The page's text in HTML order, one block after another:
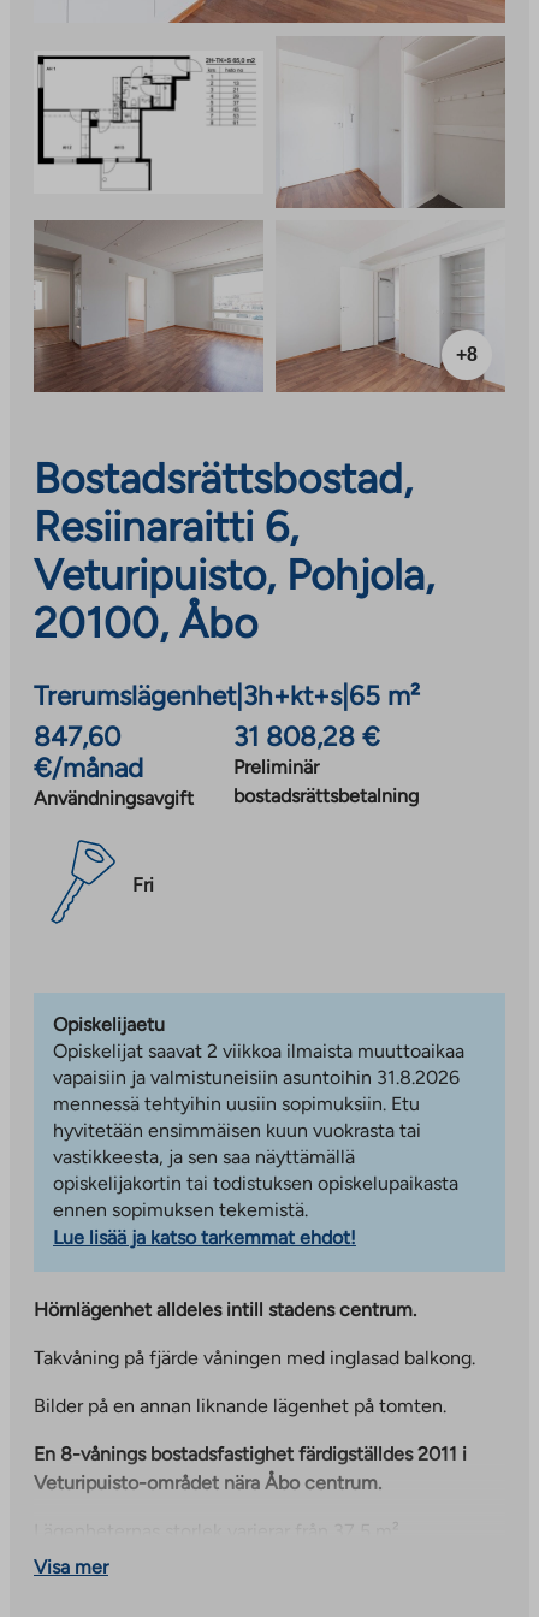
+8
Bostadsrättsbostad,
Resiinaraitti 6,
Veturipuisto, Pohjola,
20100, Åbo
Trerumslägenhet| 3h+kt+s| 65 m²
847,60
€/månad
Användningsavgift
31 808,28 €
Preliminär
bostadsrättsbetalning
Fri
Opiskelijaetu
Opiskelijat saavat 2 viikkoa ilmaista muuttoaikaa
vapaisiin ja valmistuneisiin asuntoihin 31.8.2026
mennessä tehtyihin uusiin sopimuksiin. Etu
hyvitetään ensimmäisen kuun vuokrasta tai
vastikkeesta, ja sen saa näyttämällä
opiskelijakortin tai todistuksen opiskelupaikasta
ennen sopimuksen tekemistä.
Lue lisää ja katso tarkemmat ehdot!
Hörnlägenhet alldeles intill stadens centrum.
Takvåning på fjärde våningen med inglasad balkong.
Bilder på en annan liknande lägenhet på tomten.
En 8-vånings bostadsfastighet färdigställdes 2011 i
Veturipuisto-området nära Åbo centrum.
Lägenheternas storlek varierar från 37,5 m²
studiolägenheter till 70 m² trerumslägenheter. Alla
Visa mer